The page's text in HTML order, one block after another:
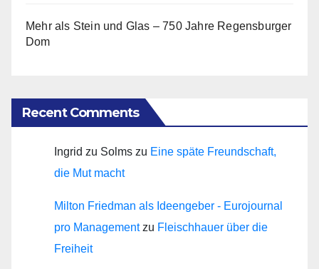
Mehr als Stein und Glas – 750 Jahre Regensburger
Dom
Recent Comments
Ingrid zu Solms zu Eine späte Freundschaft,
die Mut macht
Milton Friedman als Ideengeber - Eurojournal
pro Managementzu Fleischhauer über die
Freiheit